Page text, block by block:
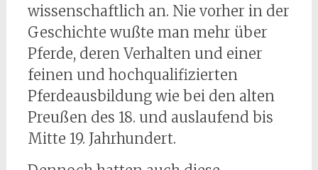
wissenschaftlich an. Nie vorher in der
Geschichte wußte man mehr über
Pferde, deren Verhalten und einer
feinen und hochqualifizierten
Pferdeausbildung wie bei den alten
Preußen des 18. und auslaufend bis
Mitte 19. Jahrhundert.